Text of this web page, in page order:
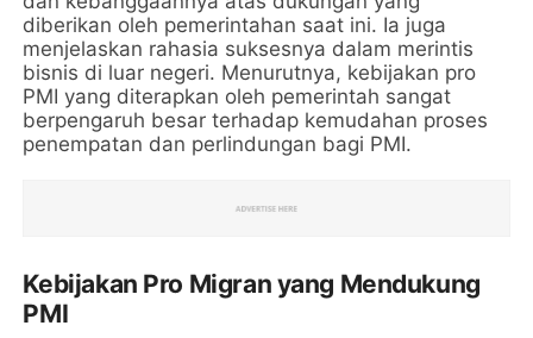
diberikan oleh pemerintahan saat ini. Ia juga
menjelaskan rahasia suksesnya dalam merintis
bisnis di luar negeri. Menurutnya, kebijakan pro
PMI yang diterapkan oleh pemerintah sangat
berpengaruh besar terhadap kemudahan proses
penempatan dan perlindungan bagi PMI.
Kebijakan Pro Migran yang Mendukung
PMI